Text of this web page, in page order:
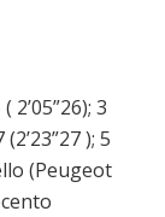
2’05”26); 3
); 5
(Peugeot